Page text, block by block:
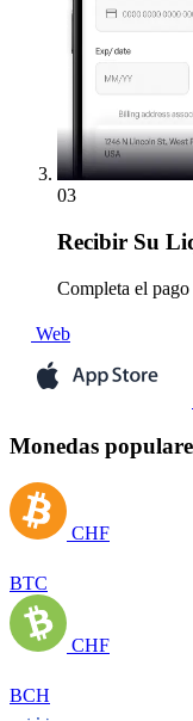
03
Recibir Su
Completa el
Web
Monedas
CHF
BTC
CHF
BCH